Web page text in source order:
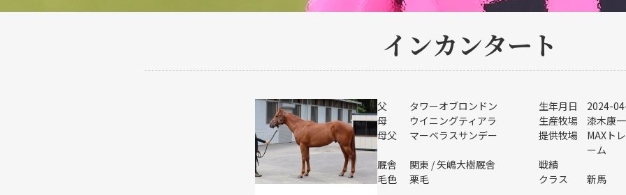
インカンタート
父 タワーオブロンドン 生年月日
2024-
母
ウイニングティアラ 生産牧場
漆木康
母父
マーベラスサンデー 提供牧場
MAXト
ーム
厩舎
関東 / 矢嶋大樹厩舎
戦績
毛色
栗毛 クラス 新馬